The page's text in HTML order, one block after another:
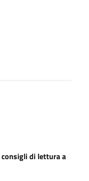
consigli di lettura a